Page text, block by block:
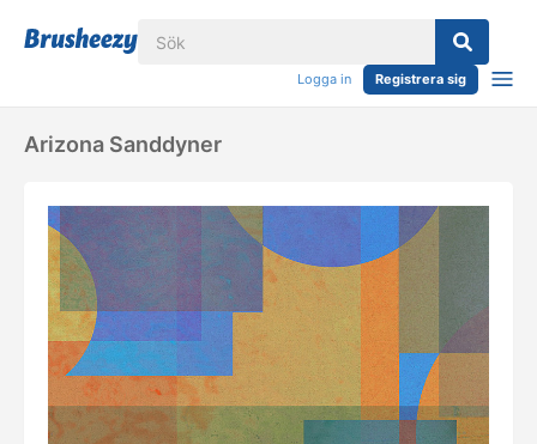
Logga in Registrera sig
Arizona Sanddyner